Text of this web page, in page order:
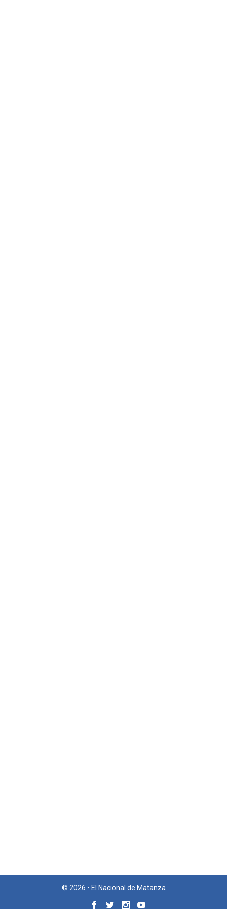
© 2026 • El Nacional de Matanza